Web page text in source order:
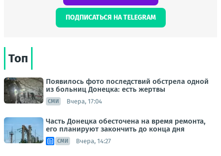
ПОДПИСАТЬСЯ НА TELEGRAM
Топ
Появилось фото последствий обстрела одной
из больниц Донецка: есть жертвы
СМИ Вчера, 17:04
Часть Донецка обесточена на время ремонта,
его планируют закончить до конца дня
СМИ Вчера, 14:27